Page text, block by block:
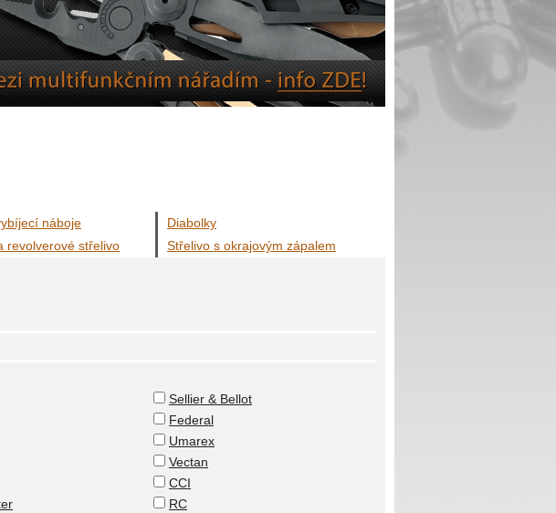
náboje
Diabolky
revolverové střelivo Střelivo s okrajovým zápalem
Sellier & Bellot
Federal
Umarex
Vectan
CCI
RC